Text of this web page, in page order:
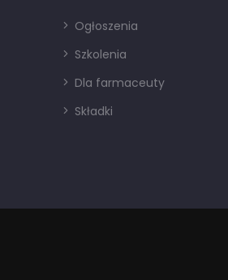
Ogłoszenia
Szkolenia
Dla farmaceuty
Składki